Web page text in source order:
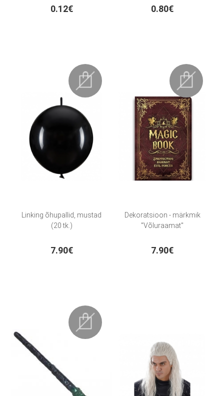
0.12€ 0.80€
Linking õhupallid, mustad
(20 tk.)
7.90€
Dekoratsioon - märkmik
"Võluraamat"
7.90€